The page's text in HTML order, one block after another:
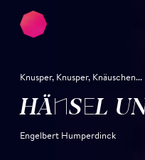
Zum Hauptinhalt springen
Knusper, Knusper, Knäuschen...
HÄNSEL
Engelbert Humperdinck